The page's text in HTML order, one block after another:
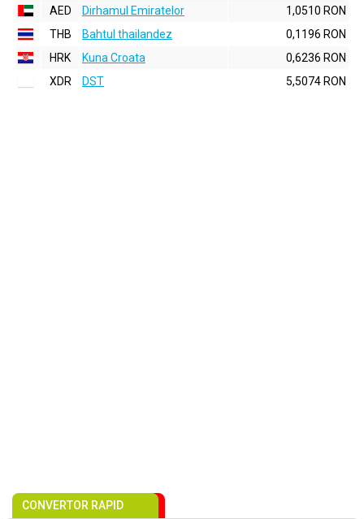
AED
Dirhamul Emiratelor
1,0510 RON
THB
Bahtul thailandez
0,1196 RON
HRK
Kuna Croata
0,6236 RON
XDR
DST 5,5074 RON
CONVERTOR RAPID